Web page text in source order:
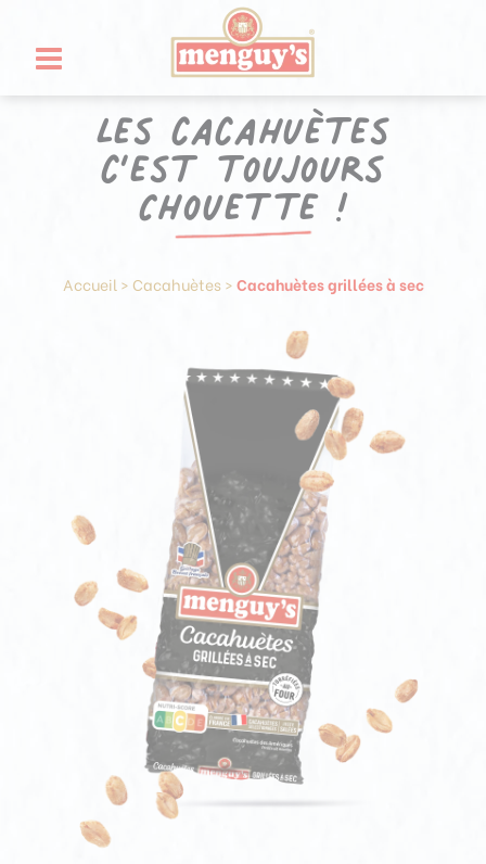
contenu
Les cacahuètes
c’est toujours
Chouette !
Accueil > Cacahuètes>Cacahuètes grillées à sec
Panneau de gestion des cookies